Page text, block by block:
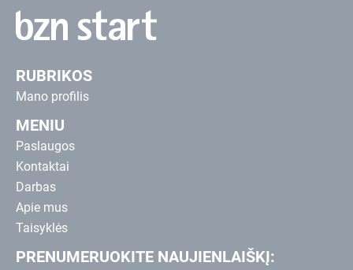
RUBRIKOS
Mano profilis
MENIU
Paslaugos
Kontaktai
Darbas
Apie mus
Taisyklės
PRENUMERUOKITE NAUJIENLAIŠKĮ: